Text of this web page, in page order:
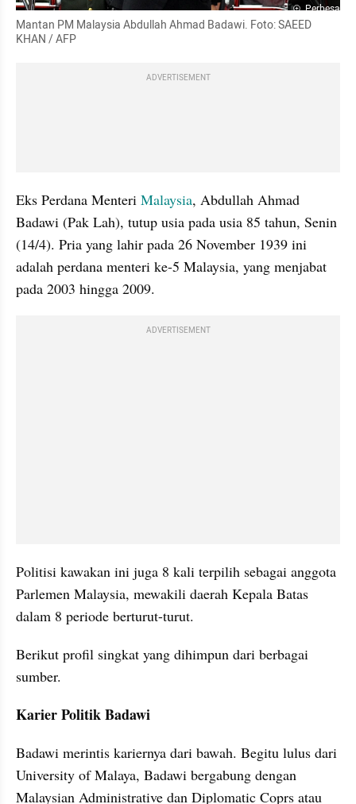
Perbesar
Mantan PM Malaysia Abdullah Ahmad Badawi. Foto: SAEED
KHAN / AFP
ADVERTISEMENT
Eks Perdana Menteri Malaysia, Abdullah Ahmad
Badawi (Pak Lah), tutup usia pada usia 85 tahun, Senin
(14/4). Pria yang lahir pada 26 November 1939 ini
adalah perdana menteri ke-5 Malaysia, yang menjabat
pada 2003 hingga 2009.
ADVERTISEMENT
Politisi kawakan ini juga 8 kali terpilih sebagai anggota
Parlemen Malaysia, mewakili daerah Kepala Batas
dalam 8 periode berturut-turut.
Berikut profil singkat yang dihimpun dari berbagai
sumber.
Karier Politik Badawi
Badawi merintis kariernya dari bawah. Begitu lulus dari
University of Malaya, Badawi bergabung dengan
Malaysian Administrative dan Diplomatic Coprs atau